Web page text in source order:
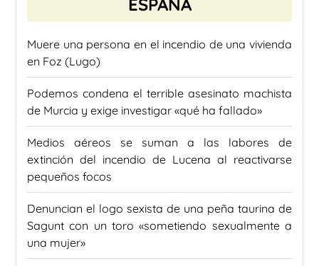
Muere una persona en el incendio de una vivienda
en Foz (Lugo)
Podemos condena el terrible asesinato machista
de Murcia y exige investigar «qué ha fallado»
Medios aéreos se suman a las labores de
extinción del incendio de Lucena al reactivarse
pequeños focos
Denuncian el logo sexista de una peña taurina de
Sagunt con un toro «sometiendo sexualmente a
una mujer»